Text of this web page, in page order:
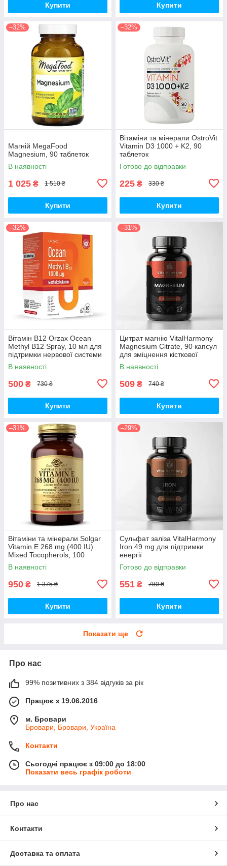
Купити Купити
–32%
Магній MegaFood
Magnesium, 90 таблеток
В наявності
1 025 ₴ 1 510 ₴
Купити
–32%
Вітаміни та мінерали OstroVit
Vitamin D3 1000 + K2, 90
таблеток
Готово до відправки
225 ₴ 330 ₴
Купити
–32%
Вітамін B12 Orzax Ocean
Methyl B12 Spray, 10 мл для
підтримки нервової системи
В наявності
500 ₴ 730 ₴
Купити
–31%
Цитрат магнію VitalHarmony
Magnesium Citrate, 90 капсул
для зміцнення кісткової
тканини
В наявності
509 ₴ 740 ₴
Купити
–31%
Вітаміни та мінерали Solgar
Vitamin E 268 mg (400 IU)
Mixed Tocopherols, 100
вегакапсул
В наявності
950 ₴ 1 375 ₴
Купити
–29%
Сульфат заліза VitalHarmony
Iron 49 mg для підтримки
енергії
Готово до відправки
551 ₴ 780 ₴
Купити
Показати ще
Про нас
99% позитивних з 384 відгуків за рік
Працює з 19.06.2016
м. Бровари
Бровари, Бровари, Україна
Контакти
Сьогодні працює з 09:00 до 18:00
Показати весь графік роботи
Про нас
Контакти
Доставка та оплата